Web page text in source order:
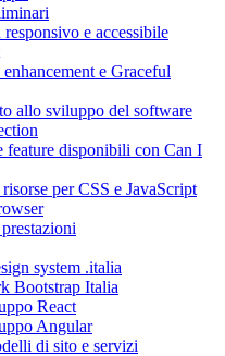
e accessibile
e Graceful
allo sviluppo del software
feature disponibili con Can I
per CSS e JavaScript
system .italia
Bootstrap Italia
React
Angular
di sito e servizi